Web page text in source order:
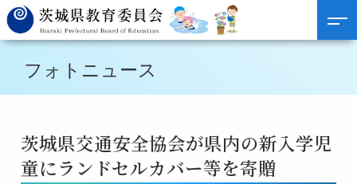
フォトニュース
茨城県交通安全協会が県内の新入学児
童にランドセルカバー等を寄贈